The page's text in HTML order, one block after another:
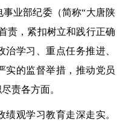
业部纪委（简称“大唐陕
责，紧扣树立和践行正确
学习、重点任务推进、
实的监督举措，推动党员
责各方面。
观学习教育走深走实。